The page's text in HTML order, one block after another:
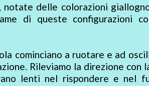
delle colorazioni
di queste configurazioni
cominciano a ruotare e ad
Rileviamo la direzione con
lenti nel rispondere e nel